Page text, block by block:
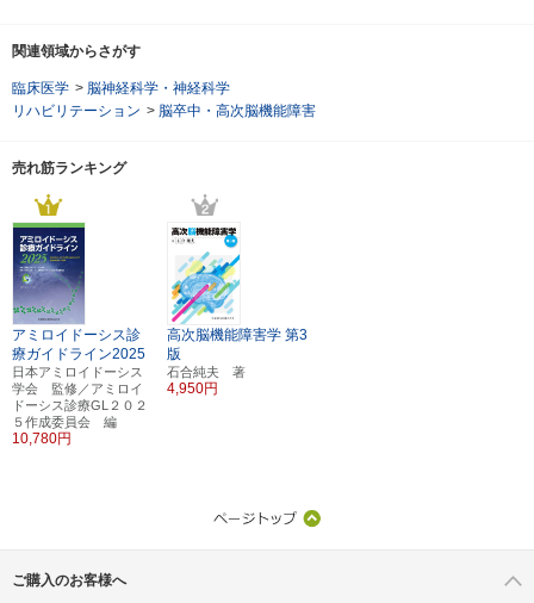
関連領域からさがす
臨床医学 > 脳神経科学・神経科学
リハビリテーション > 脳卒中・高次脳機能障害
売れ筋ランキング
アミロイドーシス診
療ガイドライン2025
日本アミロイドーシス
学会 監修／アミロイ
ドーシス診療GL２０２
５作成委員会 編
10,780円
高次脳機能障害学 第3
版
石合純夫 著
4,950円
ご購入のお客様へ